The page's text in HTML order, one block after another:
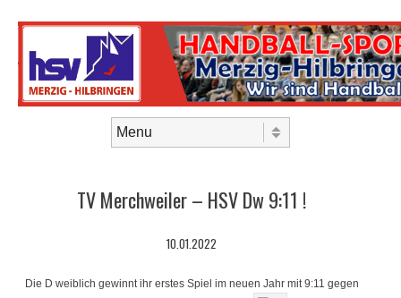
TV Merchweiler – HSV Dw 9:11 !
10.01.2022
Die D weiblich gewinnt ihr erstes Spiel im neuen Jahr mit 9:11 gegen